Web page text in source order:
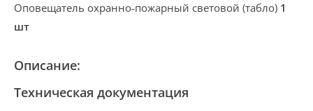
Оповещатель охранно-пожарный световой (табло) 1
шт
Описание:
Техническая документация